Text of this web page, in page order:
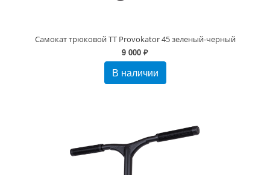
Самокат трюковой TT Provokator 45 зеленый-черный
9 000 ₽
В наличии